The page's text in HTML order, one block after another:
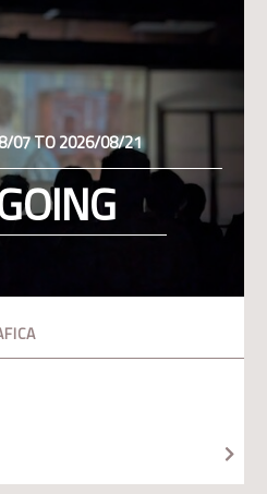
07 TO 2026/08/21